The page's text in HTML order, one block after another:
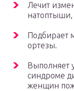
Лечит
натоптыши,
Подбирает
ортезы.
Выполняет
синдроме
женщин